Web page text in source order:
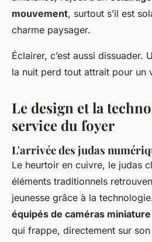
mouvement, surtout s’il est
charme paysager.
Éclairer, c’est aussi dissuader.
la nuit perd tout attrait pour un
Le design et la
service du foyer
L'arrivée des judas
Le heurtoir en cuivre, le judas
éléments traditionnels
jeunesse grâce à la
équipés de caméras miniature
qui frappe, directement sur